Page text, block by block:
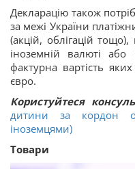
Декларацію також
за межі України
(акцій, облігацій
іноземній валюті або
фактурна вартість
євро.
Користуйтеся
дитини за кордон
іноземцями)
Товари